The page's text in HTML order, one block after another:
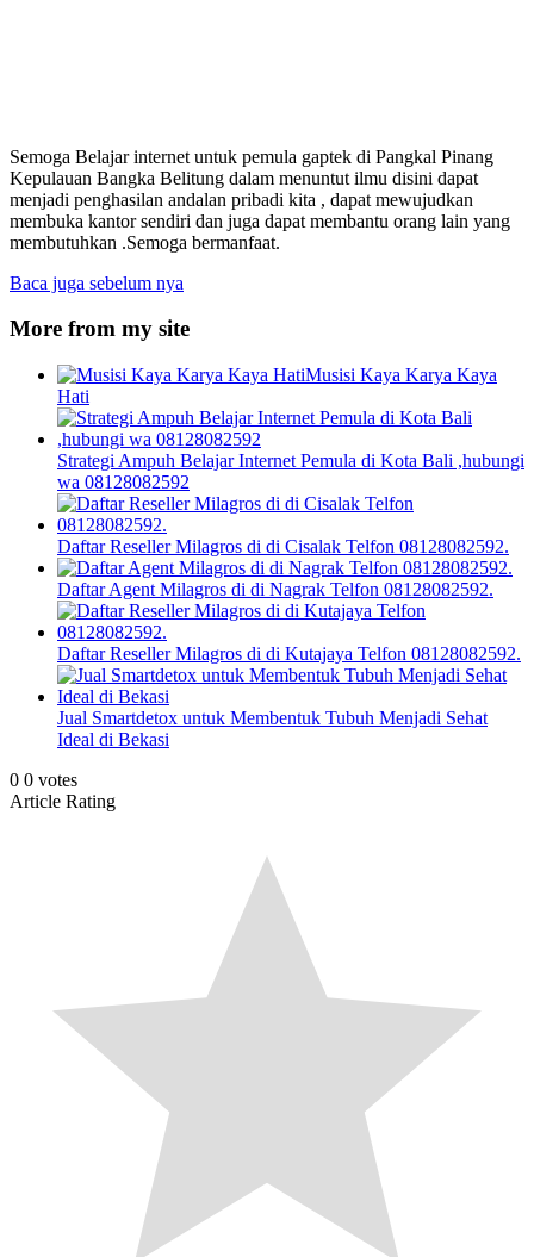
Semoga Belajar internet untuk pemula gaptek di Pangkal Pinang
Kepulauan Bangka Belitung dalam menuntut ilmu disini dapat
menjadi penghasilan andalan pribadi kita , dapat mewujudkan
membuka kantor sendiri dan juga dapat membantu orang lain yang
membutuhkan .Semoga bermanfaat.
Baca juga sebelum nya
More from my site
Musisi Kaya Karya Kaya
Hati
Strategi Ampuh Belajar Internet Pemula di Kota Bali ,hubungi
wa 08128082592
Daftar Reseller Milagros di di Cisalak Telfon 08128082592.
Daftar Agent Milagros di di Nagrak Telfon 08128082592.
Daftar Reseller Milagros di di Kutajaya Telfon 08128082592.
Jual Smartdetox untuk Membentuk Tubuh Menjadi Sehat
Ideal di Bekasi
0 0 votes
Article Rating